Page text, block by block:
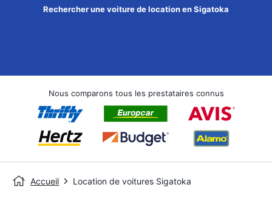
Rechercher une voiture de location en Sigatoka
Nous comparons tous les prestataires connus
Accueil Location de voitures Sigatoka